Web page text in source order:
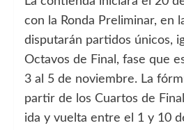
con la Ronda Preliminar, en
disputarán partidos únicos,
Octavos de Final, fase que
3 al 5 de noviembre. La
partir de los Cuartos de
ida y vuelta entre el 1 y 10